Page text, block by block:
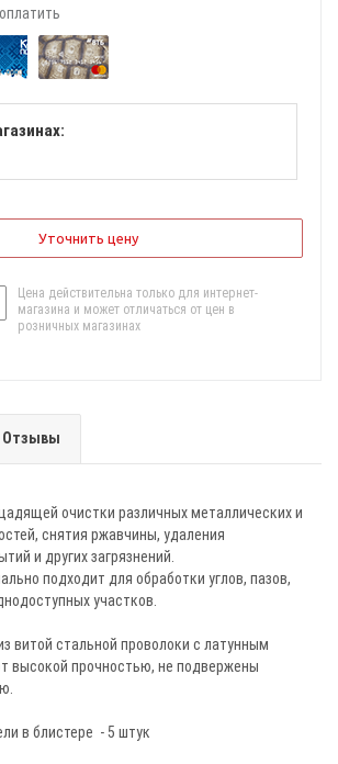
Уточнить цену
Цена действительна только для интернет-
магазина и может отличаться от цен в
розничных магазинах
Отзывы
очистки различных металлических и
снятия ржавчины, удаления
и других загрязнений.
подходит для обработки углов, пазов,
участков.
витой стальной проволоки с латунным
высокой прочностью, не подвержены
в блистере - 5 штук